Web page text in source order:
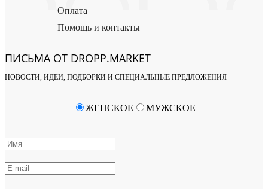
Оплата
Помощь и контакты
ПИСЬМА ОТ DROPP.MARKET
НОВОСТИ, ИДЕИ, ПОДБОРКИ И СПЕЦИАЛЬНЫЕ ПРЕДЛОЖЕНИЯ
ЖЕНСКОЕ МУЖСКОЕ